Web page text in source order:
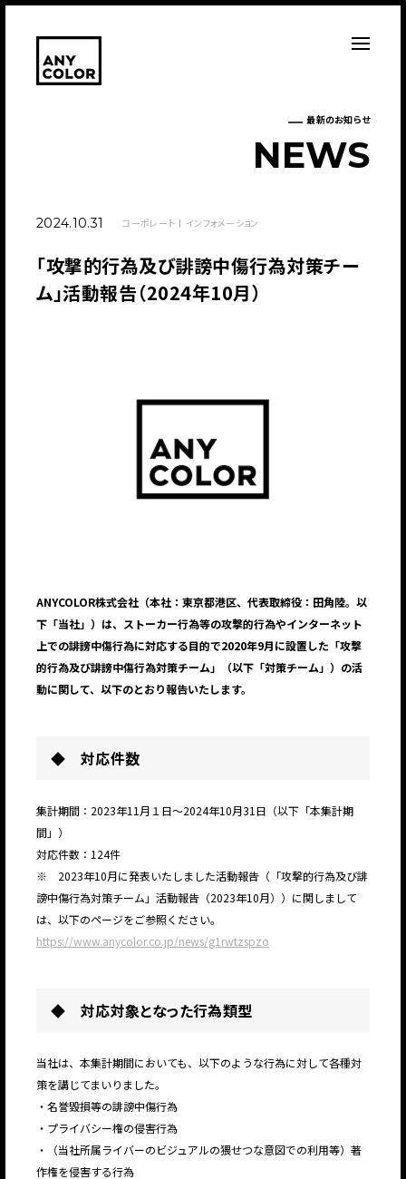
最新のお知らせ
NEWS
2024.10.31 コーポレート インフォメーション
「攻撃的行為及び誹謗中傷行為対策チー
ム」活動報告（2024年10月）
ANYCOLOR株式会社（本社：東京都港区、代表取締役：田角陸。以
下「当社」）は、ストーカー行為等の攻撃的行為やインターネット
上での誹謗中傷行為に対応する目的で2020年9月に設置した「攻撃
的行為及び誹謗中傷行為対策チーム」（以下「対策チーム」）の活
動に関して、以下のとおり報告いたします。
◆ 対応件数
集計期間：2023年11月１日～2024年10月31日（以下「本集計期
間」）
対応件数：124件
※ 2023年10月に発表いたしました活動報告（「攻撃的行為及び誹
謗中傷行為対策チーム」活動報告（2023年10月））に関しまして
は、以下のページをご参照ください。
https://www.anycolor.co.jp/news/g1rwtzspzo
◆ 対応対象となった行為類型
当社は、本集計期間においても、以下のような行為に対して各種対
策を講じてまいりました。
・名誉毀損等の誹謗中傷行為
・プライバシー権の侵害行為
・（当社所属ライバーのビジュアルの猥せつな意図での利用等）著
作権を侵害する行為